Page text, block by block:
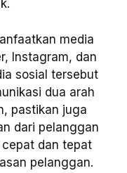
media
Instagram, dan
sosial tersebut
dua arah
pastikan juga
dari pelanggan
dan tepat
pelanggan.